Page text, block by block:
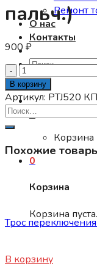
Ремонт
О нас
Контакты
Искать:
0
Корзина
0
Корзина
Корзина пуста.
пальч.)
900 ₽
Количество
товара
Фиксаторы
ступицы
1/2/3
BAW
1044/1065
(компл.
шт.:3
ролика,3
пальч.)
В корзину
Артикул: PTJ520
Похожие
Трос
В корзину